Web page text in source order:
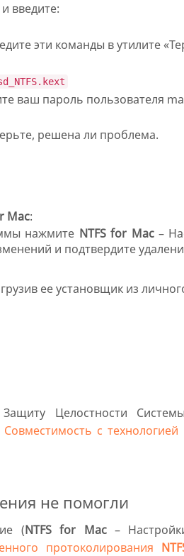
введите:
эти команды в утилите
ваш пароль пользователя
решена ли проблема.
Mac:
нажмите NTFS for Mac–
и подтвердите
ее установщик из
Целостности
Совместимость с
не помогли
(NTFS for Mac–
протоколирования